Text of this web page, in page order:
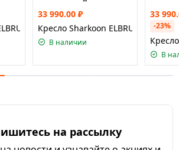
3 Black/Blue
33 990.00 ₽
Кресло Sharkoon ELBRUS 3 Black/
В наличии
33
-23%
В
на рассылку